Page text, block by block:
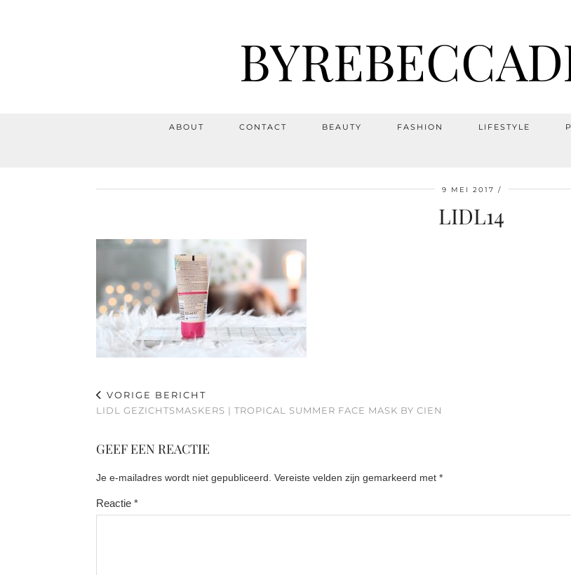
ABOUT CONTACT BEAUTY FASHION LIFESTYLE
9 MEI 2017
LIDL14
VORIGE BERICHT
LIDL GEZICHTSMASKERS | TROPICAL SUMMER FACE MASK BY CIEN
GEEF EEN REACTIE
Je e-mailadres wordt niet gepubliceerd. Vereiste velden zijn gemarkeerd met *
Reactie *